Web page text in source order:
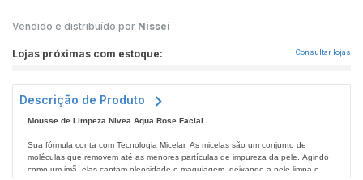
Vendido e distribuído por Nissei
Lojas próximas com estoque: Consultar lojas
Descrição de Produto
Mousse de Limpeza Nivea Aqua Rose Facial
Sua fórmula conta com Tecnologia Micelar. As micelas são um conjunto de
moléculas que removem até as menores partículas de impureza da pele. Agindo
como um imã, elas captam oleosidade e maquiagem, deixando a pele limpa e